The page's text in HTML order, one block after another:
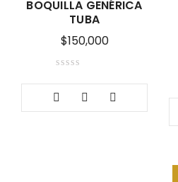
BOQUILLA GENÉRICA
TUBA
$150,000